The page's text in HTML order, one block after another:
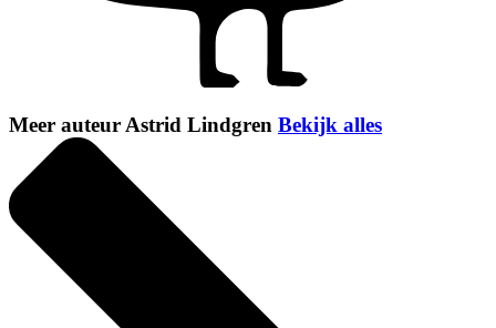
Meer auteur Astrid Lindgren Bekijk alles